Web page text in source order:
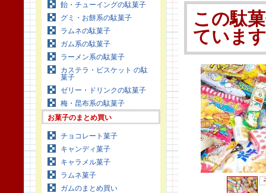
飴・チューイングの駄菓子
グミ・お餅系の駄菓子
ラムネの駄菓子
ガム系の駄菓子
ラーメン系の駄菓子
カステラ・ビスケット の駄
菓子
ゼリー・ドリンクの駄菓子
梅・昆布系の駄菓子
お菓子のまとめ買い
チョコレート菓子
キャンディ菓子
キャラメル菓子
ラムネ菓子
ガムのまとめ買い
この駄
ていま